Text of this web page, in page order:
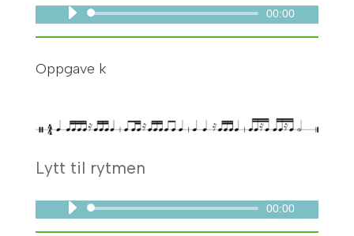
Lydavspiller 00:00
Oppgave k
Lytt til rytmen
Lydavspiller 00:00